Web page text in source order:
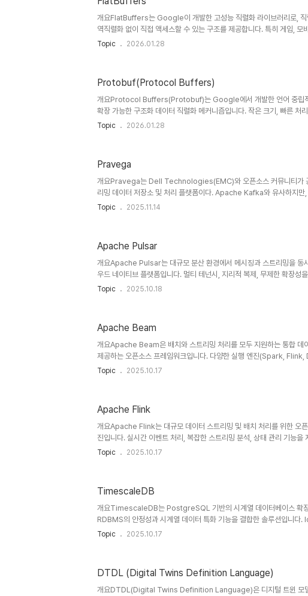
석하여 교통 혼잡을 줄이고, 에너지 효율을 높이며, 공공 서비스를 개선하
이다.스마트시티는 단순한 기술 도입을 넘어 지속가능성, 시민 참여, 도
개요FlatBuffers는 Google이 개발한 고성능 직렬화 라이브러리로, 직
역직렬화 없이 직접 액세스할 수 있는 구조를 제공합니다. 특히 게임, 모
같이 메모리 사용이 제한되고 성능이 중요한 환경에서 유용하며, 메시지
소화데이터를 일회성 구조가 아닌 공유 가능한 형태로 직렬화하여 활용2.
교Zero-Copy역직렬화 없이 바로 읽기 가능Protobuf은 역직렬화 필요
Topic 2026.01.28
Protobuf(Protocol Buffers)
개요Protocol Buffers(Protobuf)는 Google에서 개발한 언어 중립적
확장 가능한 구조화 데이터 직렬화 메커니즘입니다. 작은 크기, 빠른 처
이터 구조 정의를 통해 마이크로서비스, RPC, 메시지 큐, 저장소 등 다양
구조를 정의하고, 코드 생성기로 각 언어의 클래스를 자동 생성함2. 특징
바이너리 포맷JSON보다 크기가 작고 빠름XML보다 10..
Topic 2026.01.28
Pravega
개요Pravega는 Dell Technologies(EMC)와 오픈소스 커뮤니티가
리밍 데이터 저장소 및 처리 플랫폼이다. Apache Kafka와 유사하지만,
(Persistent Storage)과 스트림 재생 기능을 통합하여 데이터 스트리밍
요성장기 보관이 필요한 스트리밍 워크로드 증가IoT, 금융 거래, AI 학습
징설명비교Durable Stream Storage데이터를 장기..
Topic 2025.11.14
Apache Pulsar
개요Apache Pulsar는 대규모 분산 환경에서 메시징과 스트리밍을 동
우드 네이티브 플랫폼입니다. 멀티 테넌시, 지리적 복제, 무제한 확장성
의 대안으로 주목받고 있습니다.1. 개념 및 정의 항목 설명 비고정의메시
합 제공합니다.2. 특징특징설명비교멀티 테넌시단일 클러스터에서 다중
지원Kafka는 멀티 테넌시 제한적무제한 확장성스토리지와 컴퓨팅 분리
Topic 2025.10.18
Apache Beam
개요Apache Beam은 배치와 스트리밍 처리를 모두 지원하는 통합 데
제공하는 오픈소스 프레임워크입니다. 다양한 실행 엔진(Spark,
서 동일한 파이프라인을 실행할 수 있는 추상화 계층을 제공하여, 데이터
한 분산 엔진 환경에서 동일한 코드 실행 가능클라우드/온프레미스 환경
리 파이프라인의 표준화 모델입니다.2. 특징특징설명비교실행 엔진 독
Topic 2025.10.17
Apache Flink
개요Apache Flink는 대규모 데이터 스트리밍 및 배치 처리를 위한 오
진입니다. 실시간 이벤트 처리, 복잡한 스트리밍 분석, 상태 관리 기능을
IoT, 로그 분석 등 다양한 영역에서 활용됩니다.1. 개념 및 정의 항목 설명
리실시간 데이터 중심 애플리케이션의 핵심 엔진입니다.2. 특징특징설명
선네이티브 스트리밍 모델 기반Spark의 마이크로배치와 차별화상태 관
Topic 2025.10.17
TimescaleDB
개요TimescaleDB는 PostgreSQL 기반의 시계열 데이터베이스 확
RDBMS의 안정성과 시계열 데이터 특화 기능을 결합한 솔루션입니다.
링, 로그 분석 등 대규모 시계열 데이터 처리에 최적화되어 있습니다.1. 개
정성과 시계열 전문성을 결합한 DB입니다.2. 특징특징설명비교
존 PostgreSQL 생태계 활용 가능SQL, ORM, 확장 기능 그대로 사용
Topic 2025.10.17
DTDL (Digital Twins Definition Language)
개요DTDL(Digital Twins Definition Language)은 디지털 트윈 모델